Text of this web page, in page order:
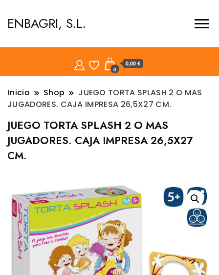
ENBAGRI, S.L.
0
0,00 €
Inicio Shop
JUEGO TORTA SPLASH 2 O MAS
JUGADORES. CAJA IMPRESA 26,5X27 CM.
JUEGO TORTA SPLASH 2 O MAS
JUGADORES. CAJA IMPRESA 26,5X27
CM.